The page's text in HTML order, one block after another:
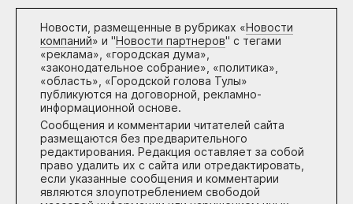
Новости, размещенные в рубриках «Новости
компаний» и "Новости партнеров" с тегами
«реклама», «городская дума»,
«законодательное собрание», «политика»,
«область», «Городской голова Тулы»
публикуются на договорной, рекламно-
информационной основе.
Сообщения и комментарии читателей сайта
размещаются без предварительного
редактирования. Редакция оставляет за собой
право удалить их с сайта или отредактировать,
если указанные сообщения и комментарии
являются злоупотреблением свободой